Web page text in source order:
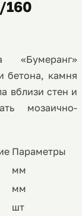
160
«Бумеранг»
бетона, камня
вблизи стен и
мозаично-
Параметры
мм
мм
шт